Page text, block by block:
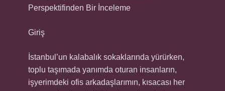
Perspektifinden Bir İnceleme
Giriş
İstanbul’un kalabalık sokaklarında yürürken,
toplu taşımada yanımda oturan insanların,
işyerimdeki ofis arkadaşlarımın, kısacası her